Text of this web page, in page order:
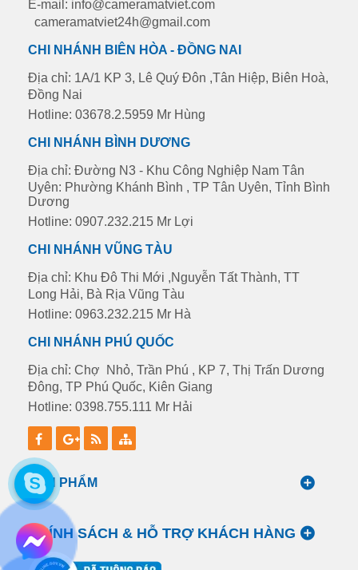
E-mail: info@cameramatviet.com
cameramatviet24h@gmail.com
CHI NHÁNH BIÊN HÒA - ĐỒNG NAI
Địa chỉ: 1A/1 KP 3, Lê Quý Đôn ,Tân Hiệp, Biên Hoà,
Đồng Nai
Hotline: 03678.2.5959 Mr Hùng
CHI NHÁNH BÌNH DƯƠNG
Địa chỉ: Đường N3 - Khu Công Nghiệp Nam Tân
Uyên: Phường Khánh Bình , TP Tân Uyên, Tỉnh Bình
Dương
Hotline: 0907.232.215 Mr Lợi
CHI NHÁNH VŨNG TÀU
Địa chỉ: Khu Đô Thi Mới ,Nguyễn Tất Thành, TT
Long Hải, Bà Rịa Vũng Tàu
Hotline: 0963.232.215 Mr Hà
CHI NHÁNH PHÚ QUỐC
Địa chỉ: Chợ Nhỏ, Trần Phú , KP 7, Thị Trấn Dương
Đông, TP Phú Quốc, Kiên Giang
Hotline: 0398.755.111 Mr Hải
SẢN PHẨM
CHÍNH SÁCH & HỖ TRỢ KHÁCH HÀNG